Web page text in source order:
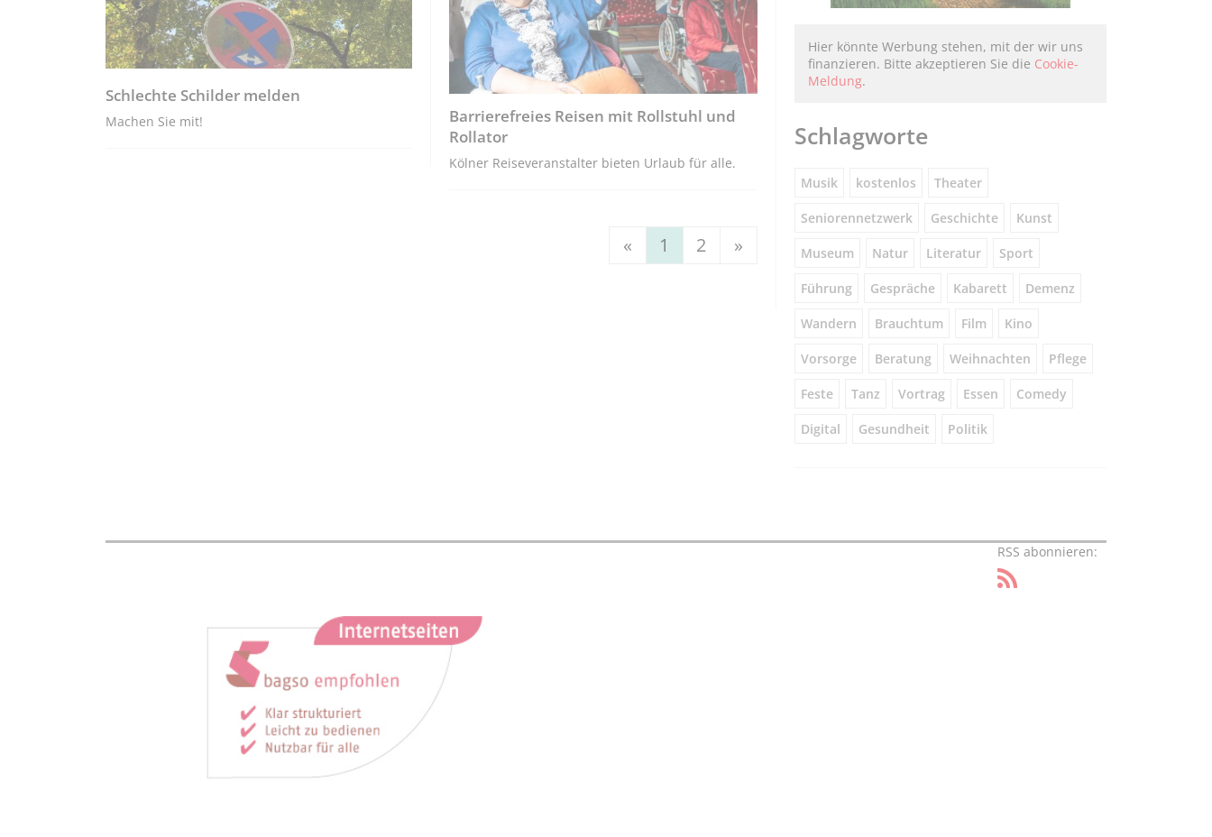
Schlechte Schilder melden
Machen Sie mit!
Barrierefreies Reisen mit Rollstuhl und
Rollator
Kölner Reiseveranstalter bieten Urlaub für alle.
« 1 2 »
Hier könnte Werbung stehen, mit der wir uns
finanzieren. Bitte akzeptieren Sie die Cookie-
Meldung.
Schlagworte
Musik kostenlos Theater
Seniorennetzwerk Geschichte Kunst
Museum Natur Literatur Sport
Führung Gespräche Kabarett Demenz
Wandern Brauchtum Film Kino
Vorsorge Beratung Weihnachten Pflege
Feste Tanz Vortrag Essen Comedy
Digital Gesundheit Politik
RSS abonnieren: